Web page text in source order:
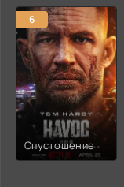
6
Опустошение